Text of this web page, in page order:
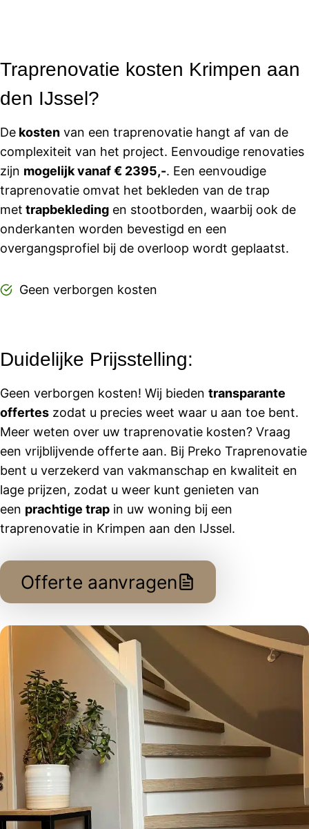
Traprenovatie kosten Krimpen aan
den IJssel?
De kosten van een traprenovatie hangt af van de
complexiteit van het project. Eenvoudige renovaties
zijn mogelijk vanaf € 2395,-. Een eenvoudige
traprenovatie omvat het bekleden van de trap
met trapbekleding en stootborden, waarbij ook de
onderkanten worden bevestigd en een
overgangsprofiel bij de overloop wordt geplaatst.
Geen verborgen kosten
Duidelijke Prijsstelling:
Geen verborgen kosten! Wij bieden transparante
offertes zodat u precies weet waar u aan toe bent.
Meer weten over uw traprenovatie kosten? Vraag
een vrijblijvende offerte aan. Bij Preko Traprenovatie
bent u verzekerd van vakmanschap en kwaliteit en
lage prijzen, zodat u weer kunt genieten van
een prachtige trap in uw woning bij een
traprenovatie in Krimpen aan den IJssel.
Offerte aanvragen